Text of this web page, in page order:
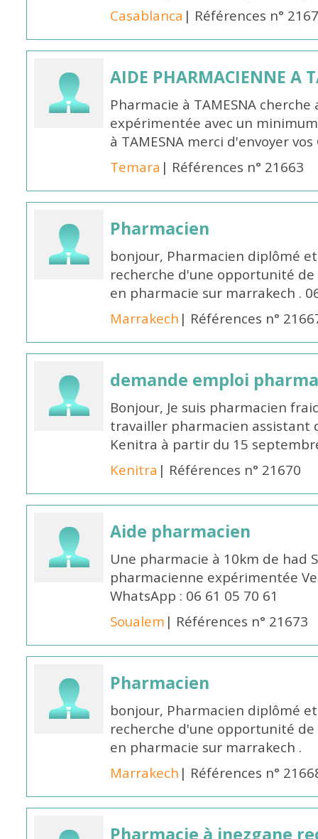
Casablanca | Références n°
AIDE PHARMACIENNE A
Pharmacie à TAMESNA
expérimentée avec un
à TAMESNA merci d'envoyer
Temara | Références n° 21663
Pharmacien
bonjour, Pharmacien diplômé
recherche d'une opportunité
en pharmacie sur marrakech .
Marrakech | Références n°
demande emploi
Bonjour, Je suis pharmacien
travailler pharmacien assistant
Kenitra à partir du 15
Kenitra | Références n° 21670
Aide pharmacien
Une pharmacie à 10km de had
pharmacienne expérimentée
WhatsApp : 06 61 05 70 61
Soualem | Références n° 21673
Pharmacien
bonjour, Pharmacien diplômé
recherche d'une opportunité
en pharmacie sur marrakech .
Marrakech | Références n°
Pharmacie à inezgane